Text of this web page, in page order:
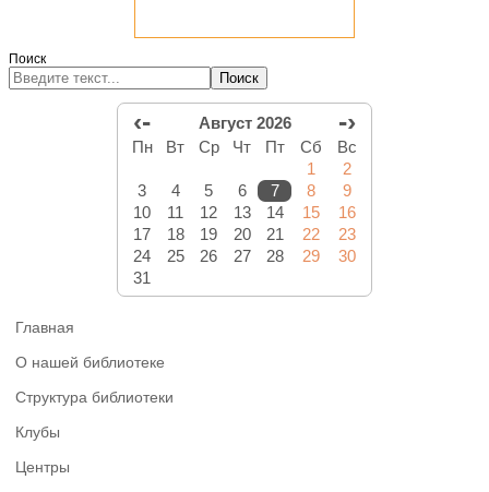
Поиск
Поиск
‹- Август 2026 -›
Пн Вт Ср Чт Пт Сб
Вс
1
2
3
4 5 6 7 8
9
10
11 12 13 14 15
16
17
18 19 20 21 22
23
24
25 26 27 28 29
30
31
Главная
О нашей библиотеке
Структура библиотеки
Клубы
Центры